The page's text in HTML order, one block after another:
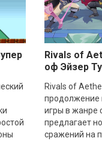
Rivals of
оф Эйзер
Rivals of
продолжение
игры в жанре
предлагает
сражений на